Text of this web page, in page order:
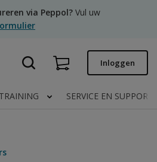
via Peppol? Vul uw
Inloggen
SERVICE EN SUPPORT